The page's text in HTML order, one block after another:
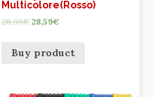
Multicolore(Rosso)
28,99€ 28,59€
Buy product